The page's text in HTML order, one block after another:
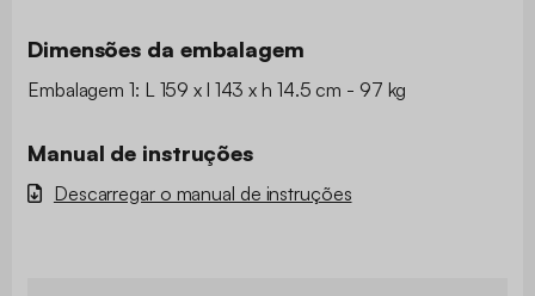
Dimensões da embalagem
Embalagem 1: L 159 x l 143 x h 14.5 cm - 97 kg
Manual de instruções
Descarregar o manual de instruções